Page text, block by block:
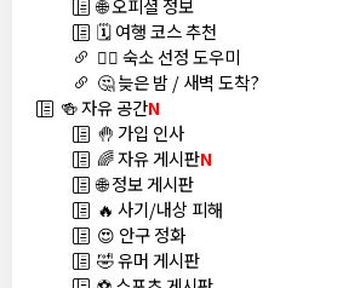
🌐 오피셜 정보
🗓️ 여행 코스 추천
🏊‍♀️ 숙소 선정 도우미
🤔 늦은 밤 / 새벽 도착?
🍻 자유 공간N
🤚 가입 인사
🌈 자유 게시판N
🌐 정보 게시판
🔥 사기/내상 피해
😍 안구 정화
🤣 유머 게시판